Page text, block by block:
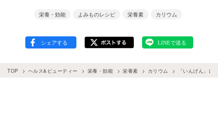
栄養・効能 よみものレシピ 栄養素 カリウム
TOP ヘルス&ビューティー 栄養・効能 栄養素 カリウム 「いんげん」に